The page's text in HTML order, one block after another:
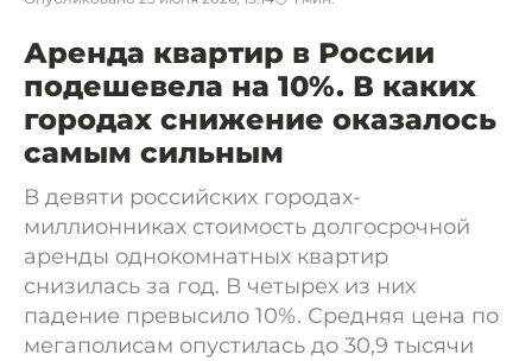
Аренда квартир в России
подешевела на 10%. В каких
городах снижение оказалось
самым сильным
В девяти российских городах-
миллионниках стоимость долгосрочной
аренды однокомнатных квартир
снизилась за год. В четырех из них
падение превысило 10%. Средняя цена по
мегаполисам опустилась до 30,9 тысячи